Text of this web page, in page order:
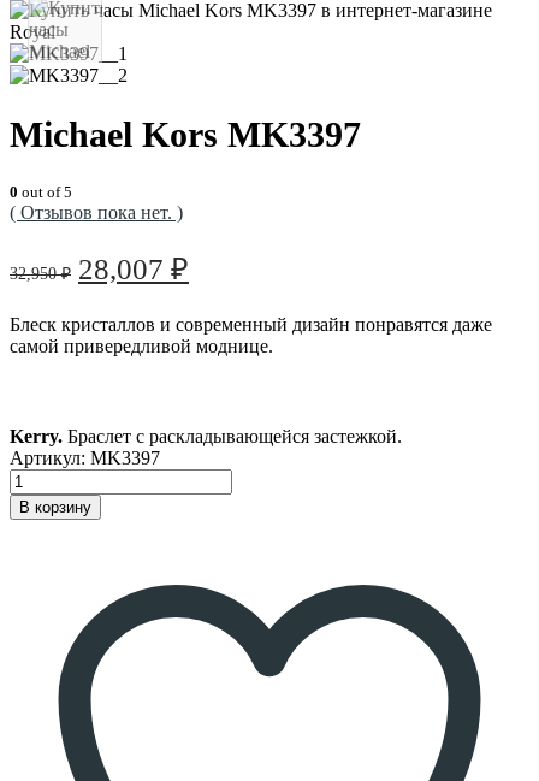
Michael Kors MK3397
0 out of 5
( Отзывов пока нет. )
32,950₽ Первоначальная
составляла
32,950 ₽.
28,007 ₽
28,007 ₽.
Блеск кристаллов и современный дизайн понравятся даже
самой привередливой моднице.
Kerry. Браслет с раскладывающейся застежкой.
Артикул: MK3397
В корзину